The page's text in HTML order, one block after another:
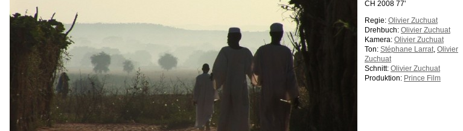
CH 2008 77'
Regie: Olivier Zuchuat
Drehbuch: Olivier Zuchuat
Kamera: Olivier Zuchuat
Ton: Stéphane Larrat Olivier
Zuchuat
Schnitt: Olivier Zuchuat
Produktion: Prince Film